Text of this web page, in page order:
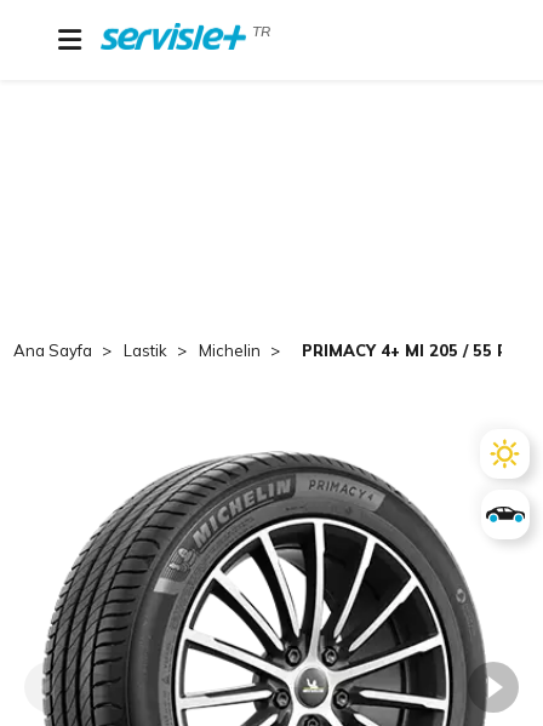
TR
Ana Sayfa Lastik Michelin PRIMACY 4+ MI 205 / 55 R 16